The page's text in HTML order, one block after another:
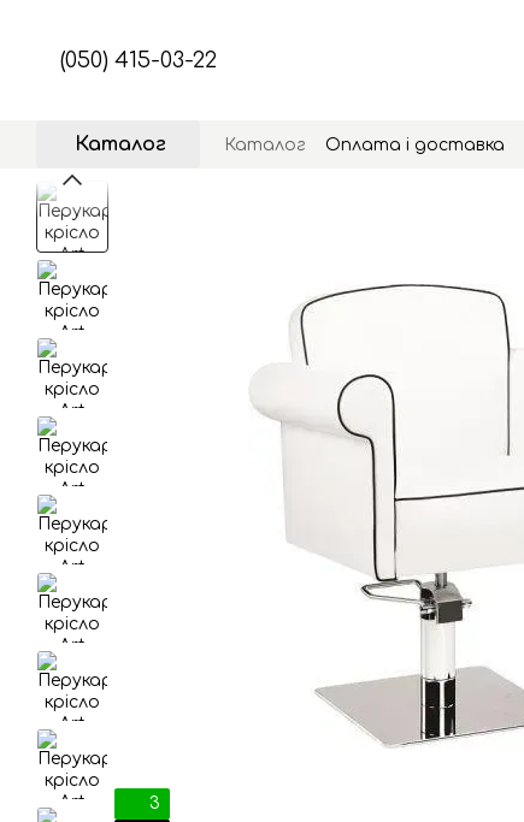
(050) 415-03-22
Каталог Каталог Оплата і доставка
3